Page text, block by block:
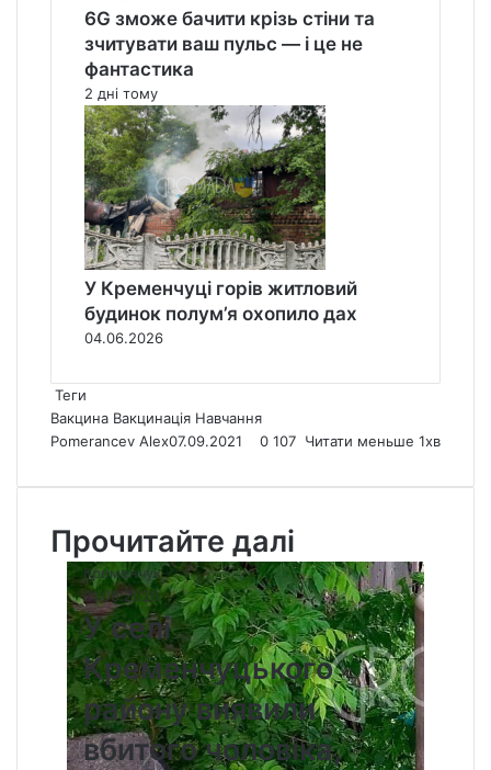
6G зможе бачити крізь стіни та
зчитувати ваш пульс — і це не
фантастика
2 дні тому
У Кременчуці горів житловий
будинок полум’я охопило дах
04.06.2026
Теги
Вакцина Вакцинація Навчання
Pomerancev Alex07.09.2021 0 107 Читати меньше 1хв
Прочитайте далі
Кременчук
01.06.2026
У селі
Кременчуцького
району виявили
вбитого чоловіка,